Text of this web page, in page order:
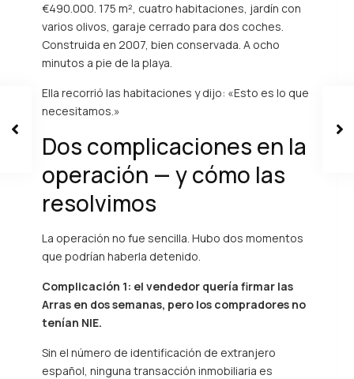
€490.000. 175 m², cuatro habitaciones, jardín con
varios olivos, garaje cerrado para dos coches.
Construida en 2007, bien conservada. A ocho
minutos a pie de la playa.
Ella recorrió las habitaciones y dijo: «Esto es lo que
necesitamos.»
Dos complicaciones en la
operación — y cómo las
resolvimos
La operación no fue sencilla. Hubo dos momentos
que podrían haberla detenido.
Complicación 1: el vendedor quería firmar las
Arras en dos semanas, pero los compradores no
tenían NIE.
Sin el número de identificación de extranjero
español, ninguna transacción inmobiliaria es